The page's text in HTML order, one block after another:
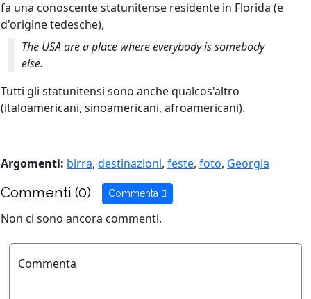
fa una conoscente statunitense residente in Florida (e
d'origine tedesche),
The USA are a place where everybody is somebody
else.
Tutti gli statunitensi sono anche qualcos'altro
(italoamericani, sinoamericani, afroamericani).
Argomenti: birra, destinazioni, feste, foto, Georgia
Commenti (0) Commenta
Non ci sono ancora commenti.
Commenta